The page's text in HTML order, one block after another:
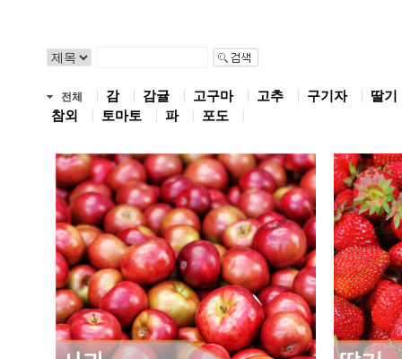
전체 감 감귤 고구마 고추 구기자
딸기
참외
토마토 파 포도